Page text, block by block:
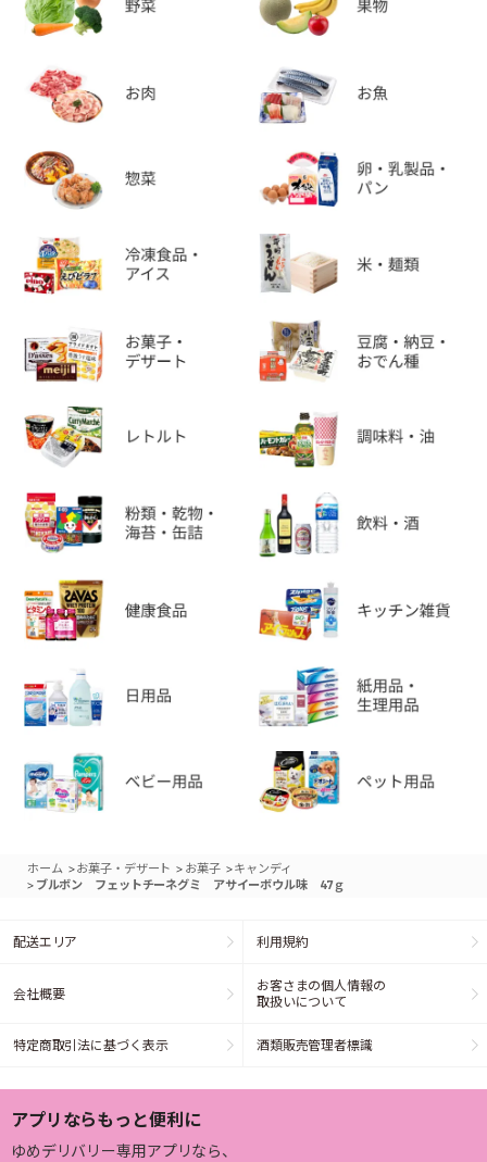
ホーム >お菓子・デザート > お菓子 >キャンディ
> ブルボン フェットチーネグミ アサイーボウル味 47ｇ
配送エリア 利用規約
会社概要
お客さまの個人情報の
取扱いについて
特定商取引法に基づく表示 酒類販売管理者標識
アプリならもっと便利に
ゆめデリバリー専用アプリなら、